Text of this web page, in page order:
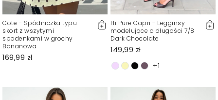
Cote - Spódniczka typu
skort z wszytymi
spodenkami w grochy
Bananowa
169,99 zł
Hi Pure Capri - Legginsy
modelujące o długości 7/8
Dark Chocolate
149,99 zł
+1